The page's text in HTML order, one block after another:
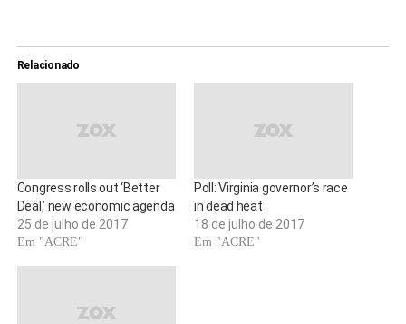
Relacionado
Congress rolls out ‘Better
Deal,’ new economic agenda
25 de julho de 2017
Em "ACRE"
Poll: Virginia governor’s race
in dead heat
18 de julho de 2017
Em "ACRE"